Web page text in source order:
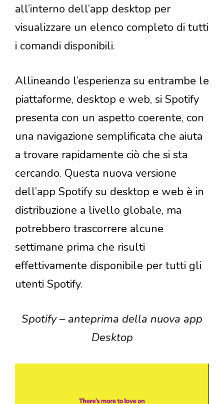
all’interno dell’app desktop per
visualizzare un elenco completo di tutti
i comandi disponibili.
Allineando l’esperienza su entrambe le
piattaforme, desktop e web, si Spotify
presenta con un aspetto coerente, con
una navigazione semplificata che aiuta
a trovare rapidamente ciò che si sta
cercando. Questa nuova versione
dell’app Spotify su desktop e web è in
distribuzione a livello globale, ma
potrebbero trascorrere alcune
settimane prima che risulti
effettivamente disponibile per tutti gli
utenti Spotify.
Spotify – anteprima della nuova app
Desktop